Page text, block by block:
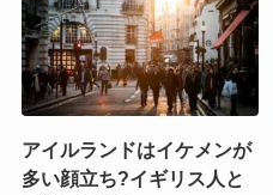
アイルランドはイケメンが
多い顔立ち?イギリス人と